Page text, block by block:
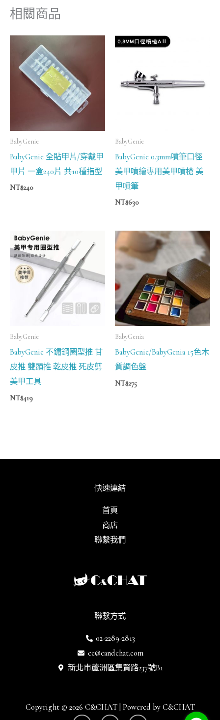
相關商品
BabyGenie
BabyGenie 全貼甲片/穿戴甲
甲片 一盒240片 共10種指型
NT$240
BabyGenie
BabyGenie 0.3mm噴筆口徑
美甲噴繪專用美甲噴槍 美
甲噴筆
NT$630
BabyGenie
BabyGenie 不鏽鋼圈型推 甘
皮推 雙頭推 乾皮推 死皮剪
美甲工具
NT$419
BabyGenia
BabyGenie/BabyGenia 15色木
質調色盤
NT$275
聯繫方式
02-2289-2813
cc@candchat.com
新北市蘆洲區集賢路237號B1
快速連結
首頁
商店
聯繫我們
Copyright © 2026 C&CHAT | Powered by C&CHAT
Y
I
F